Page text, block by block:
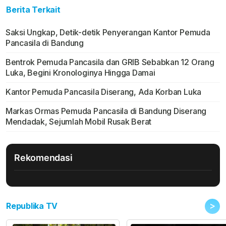
Berita Terkait
Saksi Ungkap, Detik-detik Penyerangan Kantor Pemuda
Pancasila di Bandung
Bentrok Pemuda Pancasila dan GRIB Sebabkan 12 Orang
Luka, Begini Kronologinya Hingga Damai
Kantor Pemuda Pancasila Diserang, Ada Korban Luka
Markas Ormas Pemuda Pancasila di Bandung Diserang
Mendadak, Sejumlah Mobil Rusak Berat
Rekomendasi
Republika TV >